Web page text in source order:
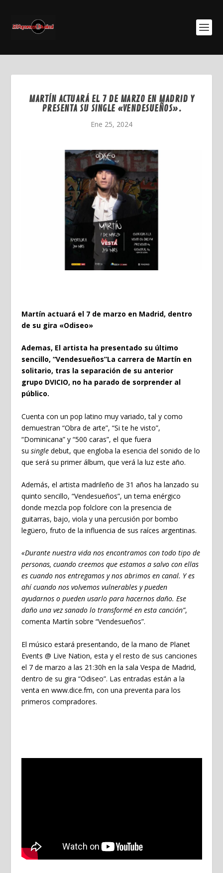
MARTÍN ACTUARÁ EL 7 DE MARZO EN MADRID Y
PRESENTA SU SINGLE «VENDESUEÑOS».
Ene 25, 2024
Martín actuará el 7 de marzo en Madrid, dentro
de su gira «Odiseo»
Ademas, El artista ha presentado su último
sencillo, “Vendesueños”La carrera de Martín en
solitario, tras la separación de su anterior
grupo DVICIO, no ha parado de sorprender al
público.
Cuenta con un pop latino muy variado, tal y como
demuestran “Obra de arte”, “Si te he visto”,
“Dominicana” y “500 caras”, el que fuera
su singledebut, que engloba la esencia del sonido de lo
que será su primer álbum, que verá la luz este año.
Además, el artista madrileño de 31 años ha lanzado su
quinto sencillo, “Vendesueños”, un tema enérgico
donde mezcla pop folclore con la presencia de
guitarras, bajo, viola y una percusión por bombo
legüero, fruto de la influencia de sus raíces argentinas.
«Durante nuestra vida nos encontramos con todo tipo de
personas, cuando creemos que estamos a salvo con ellas
es cuando nos entregamos y nos abrimos en canal. Y es
ahí cuando nos volvemos vulnerables y pueden
ayudarnos o pueden usarlo para hacernos daño. Ese
daño una vez sanado lo transformé en esta canción”,
comenta Martín sobre “Vendesueños”.
El músico estará presentando, de la mano de Planet
Events @ Live Nation, esta y el resto de sus canciones
el 7 de marzo a las 21:30h en la sala Vespa de Madrid,
dentro de su gira “Odiseo”. Las entradas están a la
venta en www.dice.fm, con una preventa para los
primeros compradores.